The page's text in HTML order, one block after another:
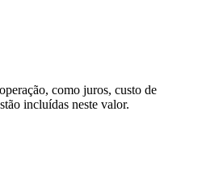
como juros, custo de
incluídas neste valor.